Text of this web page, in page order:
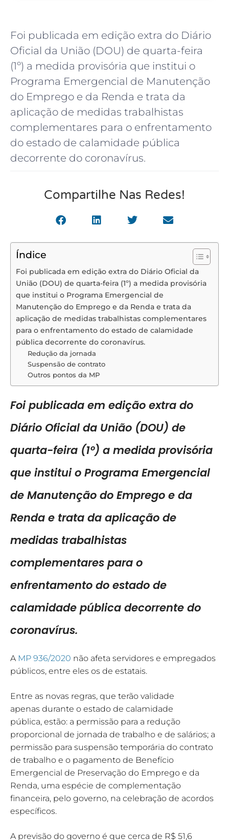
Foi publicada em edição extra do Diário
Oficial da União (DOU) de quarta-feira
(1º) a medida provisória que institui o
Programa Emergencial de Manutenção
do Emprego e da Renda e trata da
aplicação de medidas trabalhistas
complementares para o enfrentamento
do estado de calamidade pública
decorrente do coronavírus.
Compartilhe Nas Redes!
Índice
Foi publicada em edição extra do Diário Oficial da
União (DOU) de quarta-feira (1º) a medida provisória
que institui o Programa Emergencial de
Manutenção do Emprego e da Renda e trata da
aplicação de medidas trabalhistas complementares
para o enfrentamento do estado de calamidade
pública decorrente do coronavírus.
Redução da jornada
Suspensão de contrato
Outros pontos da MP
Foi publicada em edição extra do
Diário Oficial da União (DOU) de
quarta-feira (1º) a medida provisória
que institui o Programa Emergencial
de Manutenção do Emprego e da
Renda e trata da aplicação de
medidas trabalhistas
complementares para o
enfrentamento do estado de
calamidade pública decorrente do
coronavírus.
A MP 936/2020 não afeta servidores e empregados
públicos, entre eles os de estatais.
Entre as novas regras, que terão validade
apenas durante o estado de calamidade
pública, estão: a permissão para a redução
proporcional de jornada de trabalho e de salários; a
permissão para suspensão temporária do contrato
de trabalho e o pagamento de Benefício
Emergencial de Preservação do Emprego e da
Renda, uma espécie de complementação
financeira, pelo governo, na celebração de acordos
específicos.
A previsão do governo é que cerca de R$ 51,6